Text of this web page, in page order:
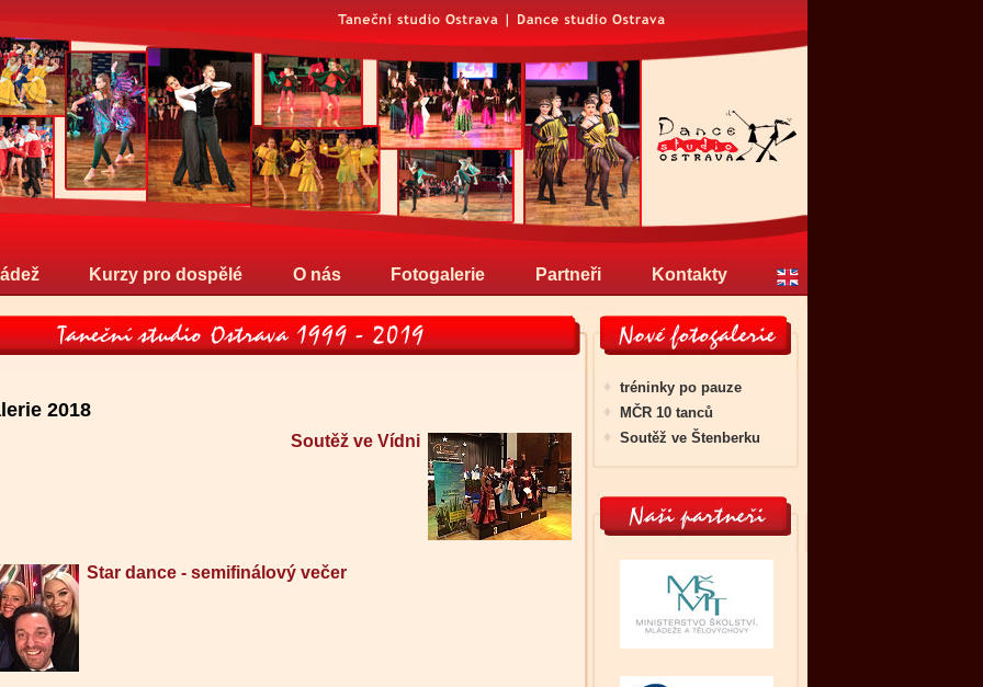
Kurzy pro dospělé O nás Fotogalerie Partneři Kontakty
2018
Soutěž ve Vídni
Star dance - semifinálový večer
tréninky po pauze
MČR 10 tanců
Soutěž ve Štenberku